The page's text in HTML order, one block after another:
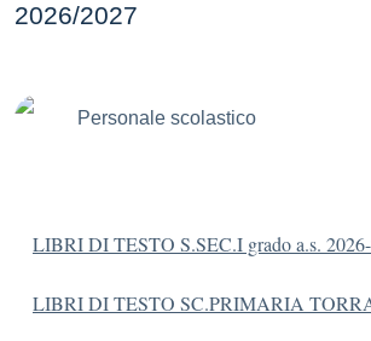
2026/2027
Personale scolastico
LIBRI DI TESTO S.SEC.I grado a.s.
LIBRI DI TESTO SC.PRIMARIA